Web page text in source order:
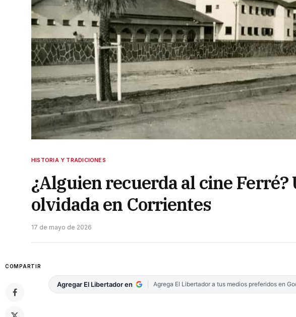
HISTORIA Y TRADICIONES
¿Alguien recuerda al cine
olvidada en Corrientes
17 de mayo de 2026
COMPARTIR
Agregar El Libertador en Agrega El Libertador a tus medios preferidos en